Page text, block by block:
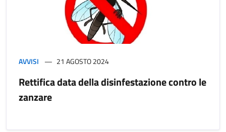
AVVISI 21 AGOSTO 2024
Rettifica data della disinfestazione contro le
zanzare